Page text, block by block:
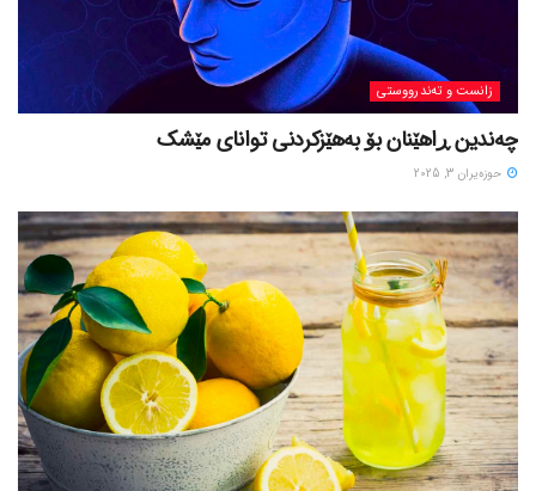
زانست و تەندرووستی
چەندین ڕاهێنان بۆ بەهێزکردنی توانای مێشک
حوزه‌یران 3, 2025